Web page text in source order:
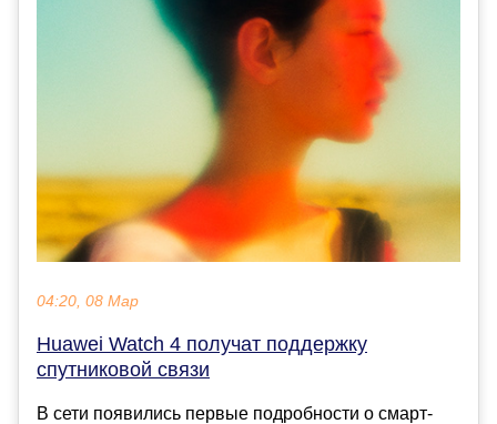
04:20, 08 Мар
Huawei Watch 4 получат поддержку
спутниковой связи
В сети появились первые подробности о смарт-